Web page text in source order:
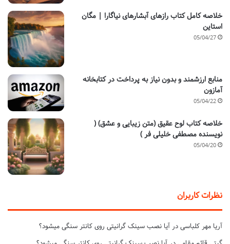
خلاصه کامل کتاب رازهای آبشارهای نیاگارا | مگان
استاین
05/04/27
منابع ارزشمند و بدون نیاز به پرداخت در کتابخانه
آمازون
05/04/22
خلاصه کتاب لوح عقیق (متن زیبایی و عشق) (
نویسنده مصطفی خلیلی فر )
05/04/20
نظرات کاربران
آریا مهر کلباسی در آیا نصب سینک گرانیتی روی کانتر سنگی میشود؟